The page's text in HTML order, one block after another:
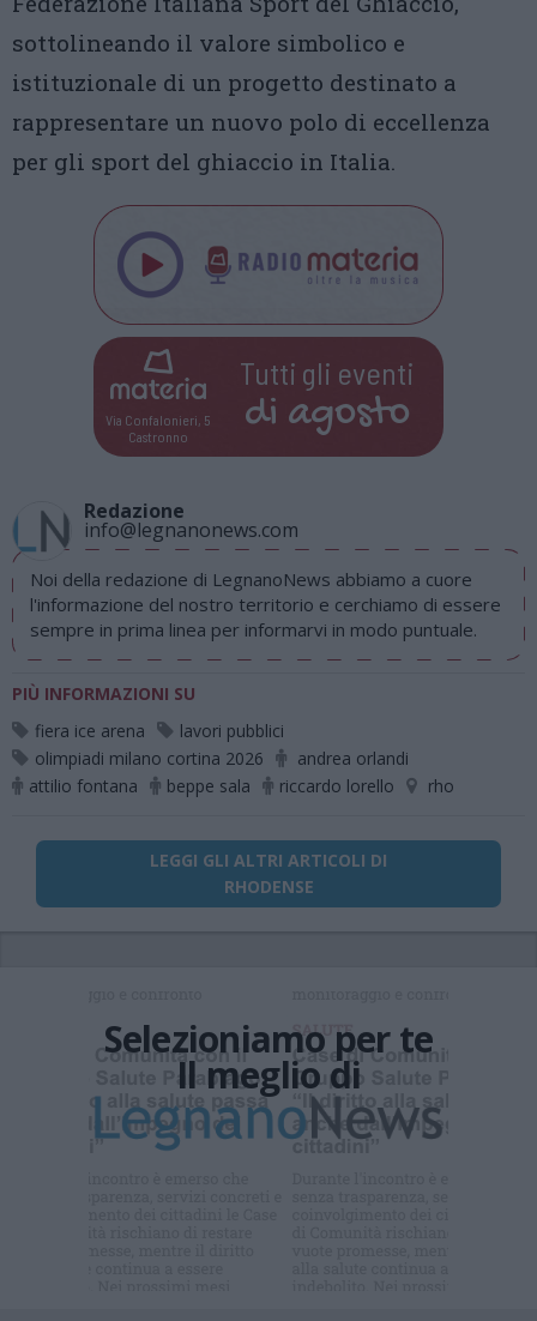
sottolineando il valore simbolico e
istituzionale di un progetto destinato a
rappresentare un nuovo polo di eccellenza
per gli sport del ghiaccio in Italia.
Via Confalonieri, 5
Castronno
Tutti gli eventi
di agosto
Redazione
info@legnanonews.com
Noi della redazione di LegnanoNews abbiamo a cuore
l'informazione del nostro territorio e cerchiamo di essere
sempre in prima linea per informarvi in modo puntuale.
PIÙ INFORMAZIONI SU
fiera ice arena
lavori pubblici
olimpiadi milano cortina 2026
andrea orlandi
attilio fontana
beppe sala riccardo lorello rho
LEGGI GLI ALTRI ARTICOLI DI
RHODENSE
Selezioniamo per te
Il meglio di